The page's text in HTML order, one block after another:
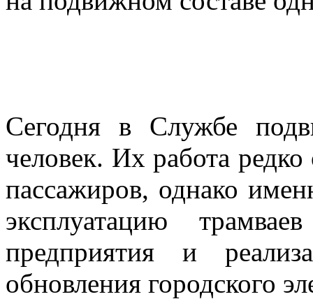
Сегодня в Службе
человек. Их работа
пассажиров, однако
эксплуатацию
предприятия и
обновления городского